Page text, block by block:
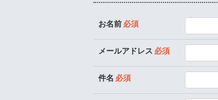
お名前 必須
メールアドレス 必須
件名 必須